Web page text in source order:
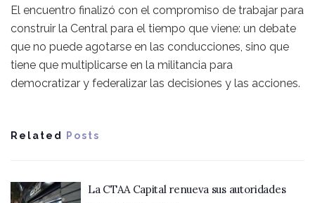
El encuentro finalizó con el compromiso de trabajar para
construir la Central para el tiempo que viene: un debate
que no puede agotarse en las conducciones, sino que
tiene que multiplicarse en la militancia para
democratizar y federalizar las decisiones y las acciones.
Related Posts
La CTAA Capital renueva sus autoridades